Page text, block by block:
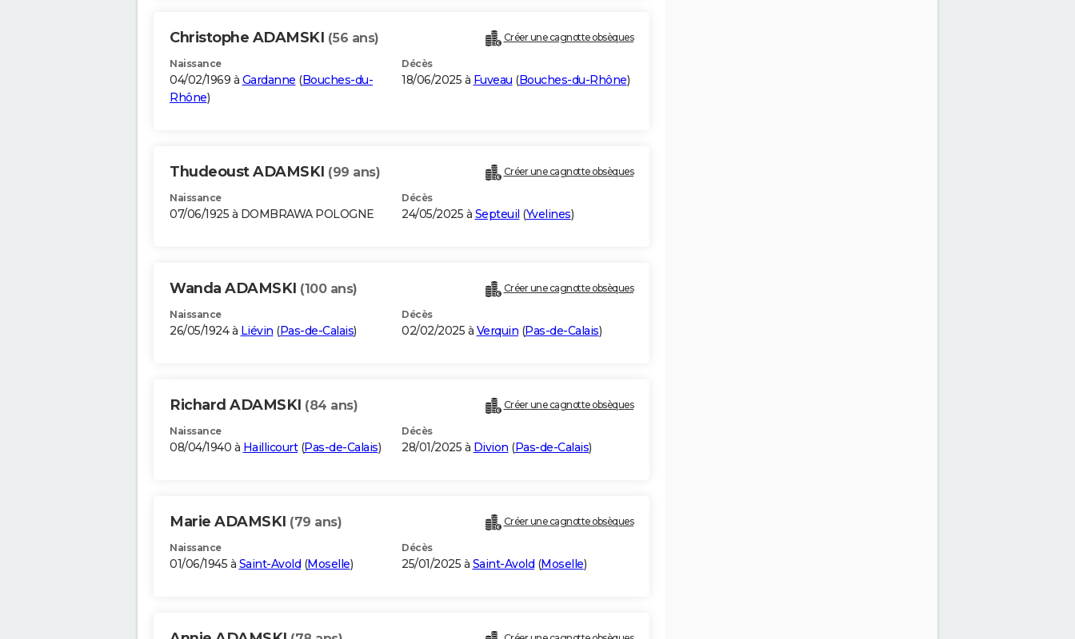
Christophe ADAMSKI (56 ans) Créer une cagnotte obsèques
Naissance
04/02/1969 à Gardanne (Bouches-du-
Rhône)
Décès
18/06/2025 à Fuveau (Bouches-du-Rhône)
Thudeoust ADAMSKI (99 ans) Créer une cagnotte obsèques
Naissance
07/06/1925 à DOMBRAWA POLOGNE
Décès
24/05/2025 à Septeuil (Yvelines)
Wanda ADAMSKI (100 ans) Créer une cagnotte obsèques
Naissance
26/05/1924 à Liévin (Pas-de-Calais)
Décès
02/02/2025 à Verquin (Pas-de-Calais)
Richard ADAMSKI (84 ans) Créer une cagnotte obsèques
Naissance
08/04/1940 à Haillicourt(Pas-de-Calais)
Décès
28/01/2025 à Divion (Pas-de-Calais)
Marie ADAMSKI (79 ans) Créer une cagnotte obsèques
Naissance
01/06/1945 à Saint-Avold (Moselle)
Décès
25/01/2025 à Saint-Avold (Moselle)